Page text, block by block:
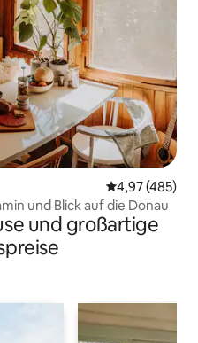
4,97 (485)
und Blick auf die Donau
und großartige